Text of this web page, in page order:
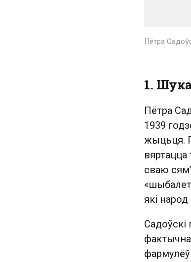
Пётра
1.
Пётра
1939
жыцьця.
сваю
які